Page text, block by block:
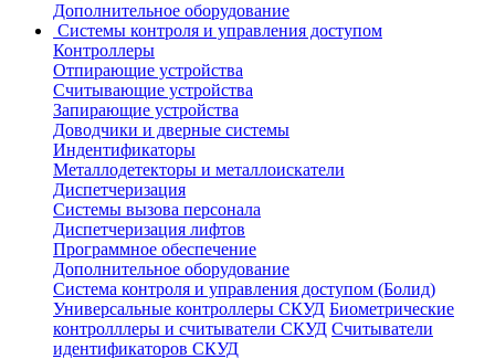
Дополнительное оборудование
Системы контроля и управления доступом
Контроллеры
Отпирающие устройства
Считывающие устройства
Запирающие устройства
Доводчики и дверные системы
Индентификаторы
Металлодетекторы и металлоискатели
Диспетчеризация
Системы вызова персонала
Диспетчеризация лифтов
Программное обеспечение
Дополнительное оборудование
Система контроля и управления доступом (Болид)
Универсальные контроллеры СКУД Биометрические
контролллеры и считыватели СКУД Считыватели
идентификаторов СКУД